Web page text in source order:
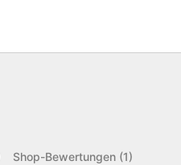
Shop-Bewertungen (1)